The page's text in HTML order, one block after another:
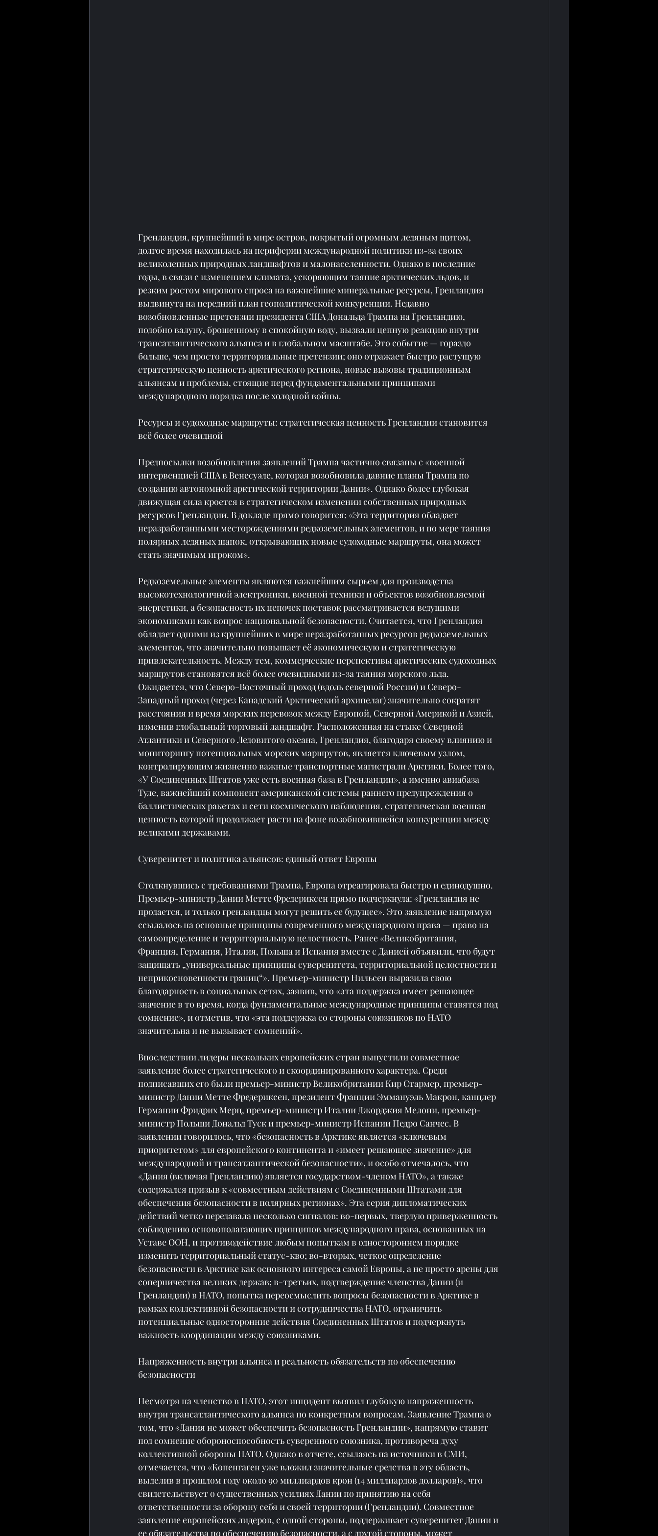
Гренландия, крупнейший в мире остров, покрытый огромным ледяным щитом,
долгое время находилась на периферии международной политики из-за своих
великолепных природных ландшафтов и малонаселенности. Однако в последние
годы, в связи с изменением климата, ускоряющим таяние арктических льдов, и
резким ростом мирового спроса на важнейшие минеральные ресурсы, Гренландия
выдвинута на передний план геополитической конкуренции. Недавно
возобновленные претензии президента США Дональда Трампа на Гренландию,
подобно валуну, брошенному в спокойную воду, вызвали цепную реакцию внутри
трансатлантического альянса и в глобальном масштабе. Это событие — гораздо
больше, чем просто территориальные претензии; оно отражает быстро растущую
стратегическую ценность арктического региона, новые вызовы традиционным
альянсам и проблемы, стоящие перед фундаментальными принципами
международного порядка после холодной войны.
Ресурсы и судоходные маршруты: стратегическая ценность Гренландии становится
всё более очевидной
Предпосылки возобновления заявлений Трампа частично связаны с «военной
интервенцией США в Венесуэле, которая возобновила давние планы Трампа по
созданию автономной арктической территории Дании». Однако более глубокая
движущая сила кроется в стратегическом изменении собственных природных
ресурсов Гренландии. В докладе прямо говорится: «Эта территория обладает
неразработанными месторождениями редкоземельных элементов, и по мере таяния
полярных ледяных шапок, открывающих новые судоходные маршруты, она может
стать значимым игроком».
Редкоземельные элементы являются важнейшим сырьем для производства
высокотехнологичной электроники, военной техники и объектов возобновляемой
энергетики, а безопасность их цепочек поставок рассматривается ведущими
экономиками как вопрос национальной безопасности. Считается, что Гренландия
обладает одними из крупнейших в мире неразработанных ресурсов редкоземельных
элементов, что значительно повышает её экономическую и стратегическую
привлекательность. Между тем, коммерческие перспективы арктических судоходных
маршрутов становятся всё более очевидными из-за таяния морского льда.
Ожидается, что Северо-Восточный проход (вдоль северной России) и Северо-
Западный проход (через Канадский Арктический архипелаг) значительно сократят
расстояния и время морских перевозок между Европой, Северной Америкой и Азией,
изменив глобальный торговый ландшафт. Расположенная на стыке Северной
Атлантики и Северного Ледовитого океана, Гренландия, благодаря своему влиянию и
мониторингу потенциальных морских маршрутов, является ключевым узлом,
контролирующим жизненно важные транспортные магистрали Арктики. Более того,
«У Соединенных Штатов уже есть военная база в Гренландии», а именно авиабаза
Туле, важнейший компонент американской системы раннего предупреждения о
баллистических ракетах и ​​сети космического наблюдения, стратегическая военная
ценность которой продолжает расти на фоне возобновившейся конкуренции между
великими державами.
Суверенитет и политика альянсов: единый ответ Европы
Столкнувшись с требованиями Трампа, Европа отреагировала быстро и единодушно.
Премьер-министр Дании Метте Фредериксен прямо подчеркнула: «Гренландия не
продается, и только гренландцы могут решить ее будущее». Это заявление напрямую
ссылалось на основные принципы современного международного права — право на
самоопределение и территориальную целостность. Ранее «Великобритания,
Франция, Германия, Италия, Польша и Испания вместе с Данией объявили, что будут
защищать „универсальные принципы суверенитета, территориальной целостности и
неприкосновенности границ“». Премьер-министр Нильсен выразила свою
благодарность в социальных сетях, заявив, что «эта поддержка имеет решающее
значение в то время, когда фундаментальные международные принципы ставятся под
сомнение», и отметив, что «эта поддержка со стороны союзников по НАТО
значительна и не вызывает сомнений».
Впоследствии лидеры нескольких европейских стран выпустили совместное
заявление более стратегического и скоординированного характера. Среди
подписавших его были премьер-министр Великобритании Кир Стармер, премьер-
министр Дании Метте Фредериксен, президент Франции Эммануэль Макрон, канцлер
Германии Фридрих Мерц, премьер-министр Италии Джорджия Мелони, премьер-
министр Польши Дональд Туск и премьер-министр Испании Педро Санчес. В
заявлении говорилось, что «безопасность в Арктике является «ключевым
приоритетом» для европейского континента и «имеет решающее значение» для
международной и трансатлантической безопасности», и особо отмечалось, что
«Дания (включая Гренландию) является государством-членом НАТО», а также
содержался призыв к «совместным действиям с Соединенными Штатами для
обеспечения безопасности в полярных регионах». Эта серия дипломатических
действий четко передавала несколько сигналов: во-первых, твердую приверженность
соблюдению основополагающих принципов международного права, основанных на
Уставе ООН, и противодействие любым попыткам в одностороннем порядке
изменить территориальный статус-кво; во-вторых, четкое определение
безопасности в Арктике как основного интереса самой Европы, а не просто арены для
соперничества великих держав; в-третьих, подтверждение членства Дании (и
Гренландии) в НАТО, попытка переосмыслить вопросы безопасности в Арктике в
рамках коллективной безопасности и сотрудничества НАТО, ограничить
потенциальные односторонние действия Соединенных Штатов и подчеркнуть
важность координации между союзниками.
Напряженность внутри альянса и реальность обязательств по обеспечению
безопасности
Несмотря на членство в НАТО, этот инцидент выявил глубокую напряженность
внутри трансатлантического альянса по конкретным вопросам. Заявление Трампа о
том, что «Дания не может обеспечить безопасность Гренландии», напрямую ставит
под сомнение обороноспособность суверенного союзника, противореча духу
коллективной обороны НАТО. Однако в отчете, ссылаясь на источники в СМИ,
отмечается, что «Копенгаген уже вложил значительные средства в эту область,
выделив в прошлом году около 90 миллиардов крон (14 миллиардов долларов)», что
свидетельствует о существенных усилиях Дании по принятию на себя
ответственности за оборону себя и своей территории (Гренландии). Совместное
заявление европейских лидеров, с одной стороны, поддерживает суверенитет Дании и
ее обязательства по обеспечению безопасности, а с другой стороны, может